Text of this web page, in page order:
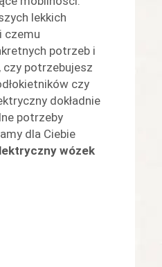
lekkich
czemu
potrzeb i
czy potrzebujesz
czy
dokładnie
potrzeby
dla Ciebie
wózek